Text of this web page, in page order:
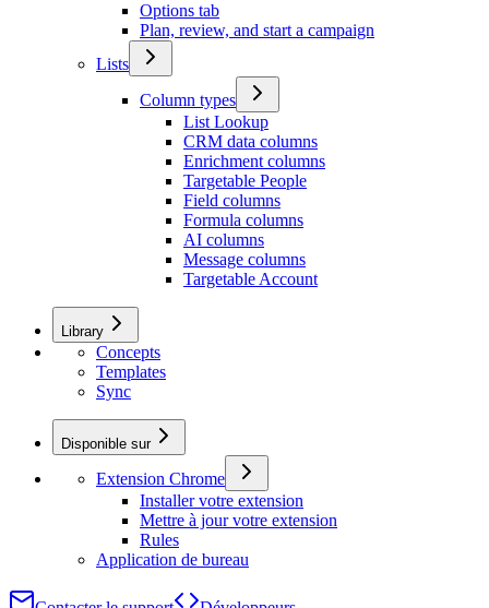
Options tab
Plan, review, and start a campaign
Lists
Column types
List Lookup
CRM data columns
Enrichment columns
Targetable People
Field columns
Formula columns
AI columns
Message columns
Targetable Account
Library
Concepts
Templates
Sync
Disponible sur
Extension Chrome
Installer votre extension
Mettre à jour votre extension
Rules
Application de bureau